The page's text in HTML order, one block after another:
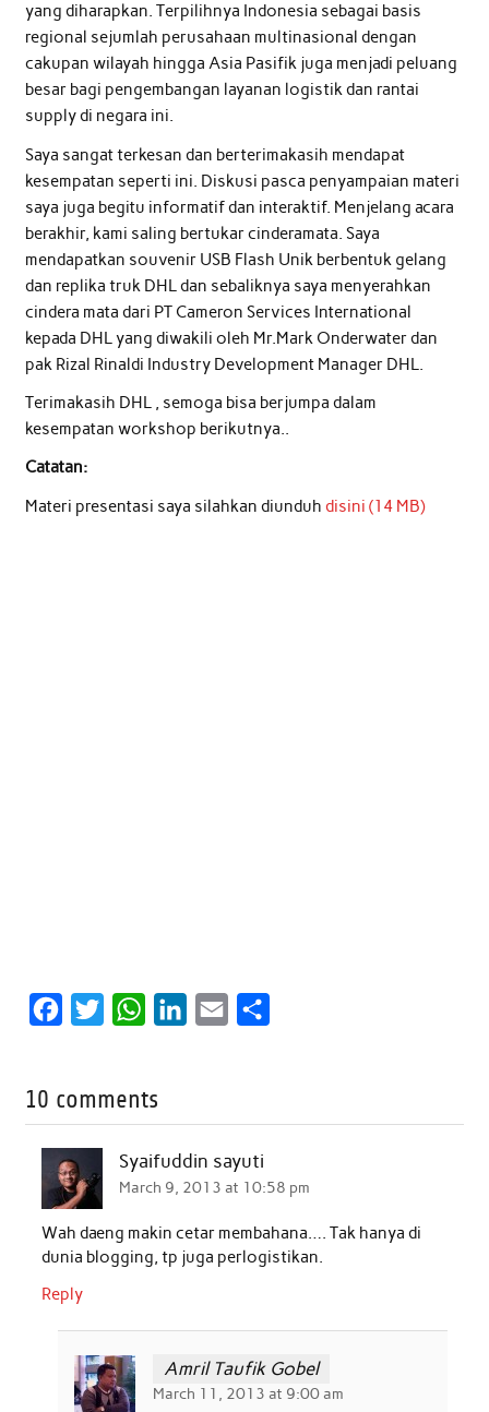
yang diharapkan. Terpilihnya Indonesia sebagai basis
regional sejumlah perusahaan multinasional dengan
cakupan wilayah hingga Asia Pasifik juga menjadi peluang
besar bagi pengembangan layanan logistik dan rantai
supply di negara ini.
Saya sangat terkesan dan berterimakasih mendapat
kesempatan seperti ini. Diskusi pasca penyampaian materi
saya juga begitu informatif dan interaktif. Menjelang acara
berakhir, kami saling bertukar cinderamata. Saya
mendapatkan souvenir USB Flash Unik berbentuk gelang
dan replika truk DHL dan sebaliknya saya menyerahkan
cindera mata dari PT Cameron Services International
kepada DHL yang diwakili oleh Mr.Mark Onderwater dan
pak Rizal Rinaldi Industry Development Manager DHL.
Terimakasih DHL , semoga bisa berjumpa dalam
kesempatan workshop berikutnya..
Catatan:
Materi presentasi saya silahkan diunduh disini (14 MB)
e
o
o
k
t
W
t
A
p
d
n
10 comments
Syaifuddin sayuti
March 9, 2013 at 10:58 pm
Wah daeng makin cetar membahana…. Tak hanya di
dunia blogging, tp juga perlogistikan.
Reply
Amril Taufik Gobel
March 11, 2013 at 9:00 am